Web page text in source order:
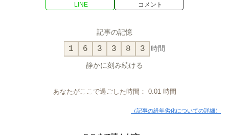
LINE コメント
記事の記憶
1 6 3 3 8 3 時間
静かに刻み続ける
あなたがここで過ごした時間： 0.01時間
（記事の経年劣化についての詳細）